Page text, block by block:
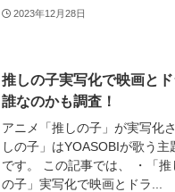
2023年12月28日
推しの子実写化で映画と
誰なのかも調査！
アニメ「推しの子」が実写化
しの子」はYOASOBIが歌う
です。 この記事では、 ・「
の子」実写化で映画とドラ...